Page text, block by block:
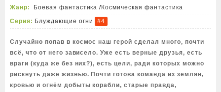
Жанр: Боевая фантастика /Космическая фантастика
Серия: Блуждающие огни #4
Случайно попав в космос наш герой сделал много, почти
всё, что от него зависело. Уже есть верные друзья, есть
враги (куда же без них?), есть цели, ради которых можно
рискнуть даже жизнью. Почти готова команда из землян,
кровью и огнём добыты корабли, старые правда,